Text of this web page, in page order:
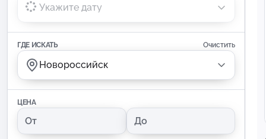
Укажите дату
ГДЕ ИСКАТЬ Очистить
Новороссийск
ЦЕНА